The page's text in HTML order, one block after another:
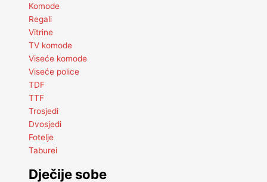
Komode
Regali
Vitrine
TV komode
Viseće komode
Viseće police
TDF
TTF
Trosjedi
Dvosjedi
Fotelje
Taburei
Dječije sobe